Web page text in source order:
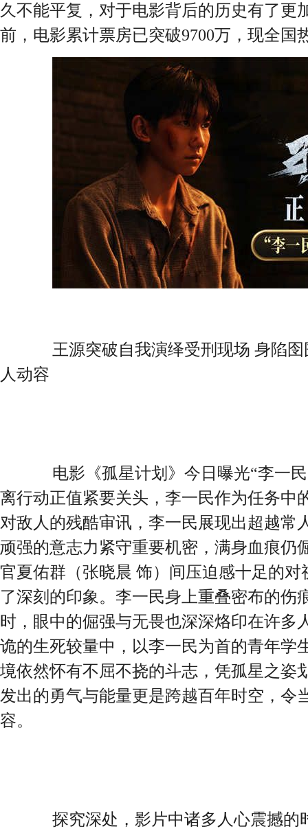
久不能平复，对于电影背后的历史有了更
前，电影累计票房已突破9700万，现全国
王源突破自我演绎受刑现场 身陷囹
人动容
电影《孤星计划》今日曝光“李一民
离行动正值紧要关头，李一民作为任务中
对敌人的残酷审讯，李一民展现出超越常
顽强的意志力紧守重要机密，满身血痕仍
官夏佑群（张晓晨 饰）间压迫感十足的
了深刻的印象。李一民身上重叠密布的伤
时，眼中的倔强与无畏也深深烙印在许多
诡的生死较量中，以李一民为首的青年学
境依然怀有不屈不挠的斗志，凭孤星之姿
发出的勇气与能量更是跨越百年时空，令
容。
探究深处，影片中诸多人心震撼的